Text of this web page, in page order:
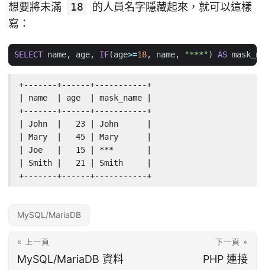
想要將未滿
18
的人員名字隱藏起來，就可以這樣
寫：
SELECT name, age, IF(age>=18, name, "***") AS
+-------+------+-----------+
| name  | age  | mask_name |
+-------+------+-----------+
| John  |   23 | John      |
| Mary  |   45 | Mary      |
| Joe   |   15 | ***       |
| Smith |   21 | Smith     |
+-------+------+-----------+
MySQL/MariaDB
« 上一頁
MySQL/MariaDB 資料
下一頁 »
PHP 連接